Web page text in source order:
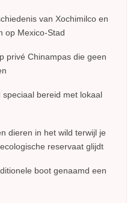
van Xochimilco en
op Mexico-Stad
privé Chinampas die geen
bereid met lokaal
dieren in het wild terwijl je
reservaat glijdt
boot genaamd een